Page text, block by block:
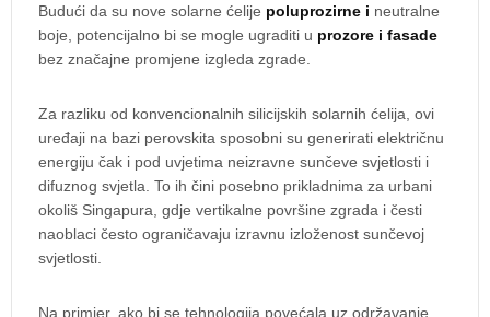
Budući da su nove solarne ćelije poluprozirne i neutralne
boje, potencijalno bi se mogle ugraditi u prozore i fasade
bez značajne promjene izgleda zgrade.
Za razliku od konvencionalnih silicijskih solarnih ćelija, ovi
uređaji na bazi perovskita sposobni su generirati električnu
energiju čak i pod uvjetima neizravne sunčeve svjetlosti i
difuznog svjetla. To ih čini posebno prikladnima za urbani
okoliš Singapura, gdje vertikalne površine zgrada i česti
naoblaci često ograničavaju izravnu izloženost sunčevoj
svjetlosti.
Na primjer, ako bi se tehnologija povećala uz održavanje